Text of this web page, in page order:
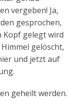
vergeben! Ja,
gesprochen,
Kopf gelegt wird
gelöscht,
und jetzt auf
geheilt werden.